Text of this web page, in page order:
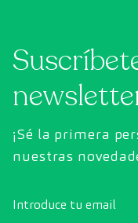
¡Sé la primera
nuestras
Introduce tu email